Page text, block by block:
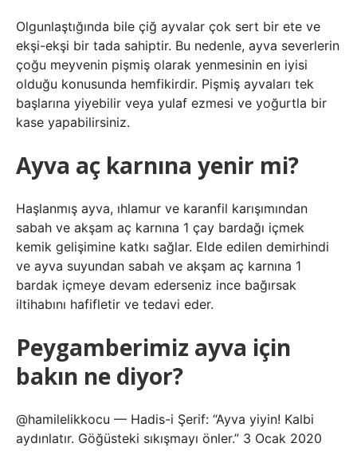
Olgunlaştığında bile çiğ ayvalar çok sert bir ete ve
ekşi-ekşi bir tada sahiptir. Bu nedenle, ayva severlerin
çoğu meyvenin pişmiş olarak yenmesinin en iyisi
olduğu konusunda hemfikirdir. Pişmiş ayvaları tek
başlarına yiyebilir veya yulaf ezmesi ve yoğurtla bir
kase yapabilirsiniz.
Ayva aç karnına yenir mi?
Haşlanmış ayva, ıhlamur ve karanfil karışımından
sabah ve akşam aç karnına 1 çay bardağı içmek
kemik gelişimine katkı sağlar. Elde edilen demirhindi
ve ayva suyundan sabah ve akşam aç karnına 1
bardak içmeye devam ederseniz ince bağırsak
iltihabını hafifletir ve tedavi eder.
Peygamberimiz ayva için
bakın ne diyor?
@hamilelikkocu — Hadis-i Şerif: “Ayva yiyin! Kalbi
aydınlatır. Göğüsteki sıkışmayı önler.” 3 Ocak 2020